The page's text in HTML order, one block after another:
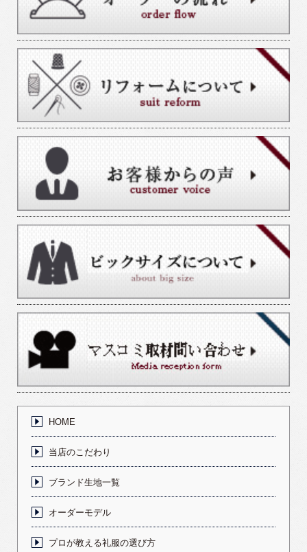
HOME
当店のこだわり
ブランド生地一覧
オーダーモデル
プロが教える礼服の選び方